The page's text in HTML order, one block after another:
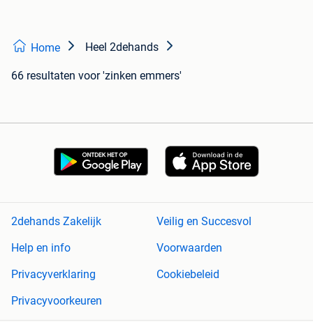
Home Heel 2dehands
66 resultaten voor 'zinken emmers'
2dehands Zakelijk
Veilig en Succesvol
Help en info
Voorwaarden
Privacyverklaring
Cookiebeleid
Privacyvoorkeuren